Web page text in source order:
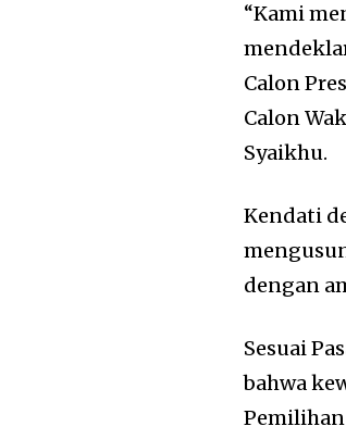
“Kami
Calon
Calon
Syaikhu.
Kendati
dengan
Sesuai
bahwa
Pemilihan